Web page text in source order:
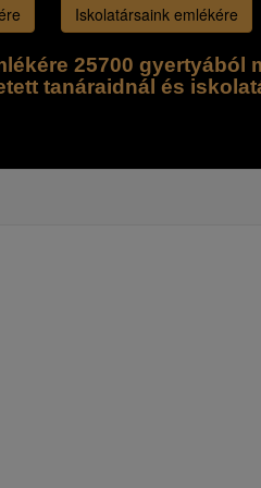
Iskolatársaink emlékére
25700 gyertyából
tanáraidnál és